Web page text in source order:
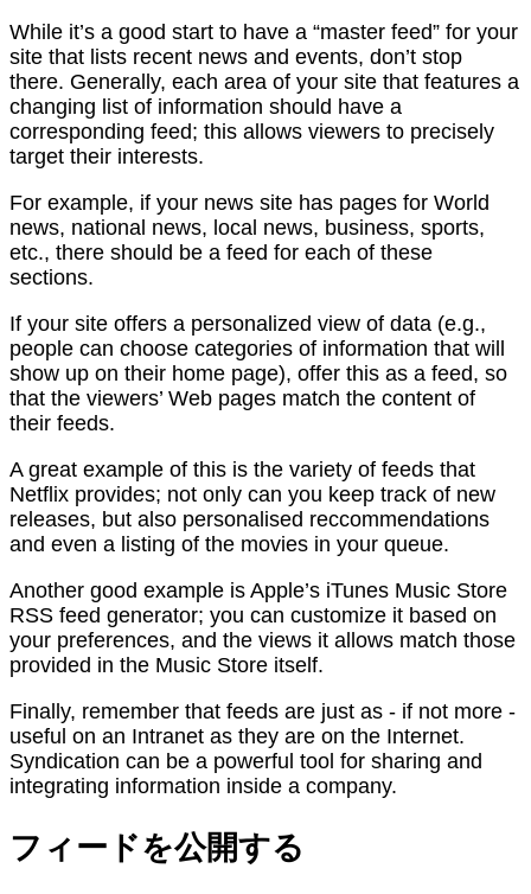
While it’s a good start to have a “master feed” for your
site that lists recent news and events, don’t stop
there. Generally, each area of your site that features a
changing list of information should have a
corresponding feed; this allows viewers to precisely
target their interests.
For example, if your news site has pages for World
news, national news, local news, business, sports,
etc., there should be a feed for each of these
sections.
If your site offers a personalized view of data (e.g.,
people can choose categories of information that will
show up on their home page), offer this as a feed, so
that the viewers’ Web pages match the content of
their feeds.
A great example of this is the variety of feeds that
Netflix provides; not only can you keep track of new
releases, but also personalised reccommendations
and even a listing of the movies in your queue.
Another good example is Apple’s iTunes Music Store
RSS feed generator; you can customize it based on
your preferences, and the views it allows match those
provided in the Music Store itself.
Finally, remember that feeds are just as - if not more -
useful on an Intranet as they are on the Internet.
Syndication can be a powerful tool for sharing and
integrating information inside a company.
フィードを公開する